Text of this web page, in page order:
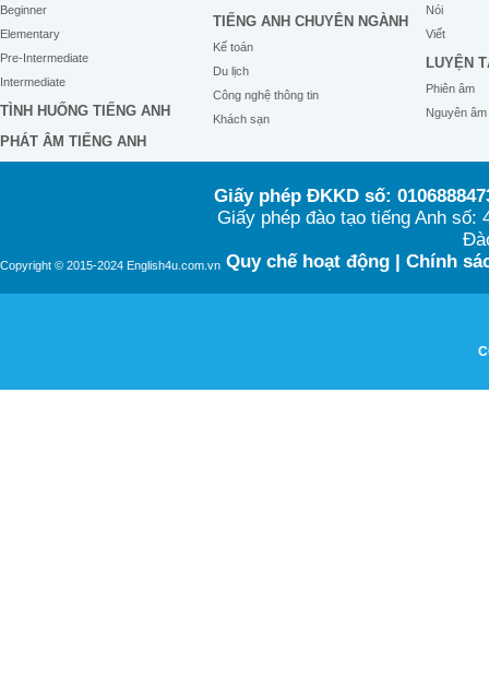
Beginner
Elementary
Pre-Intermediate
Intermediate
TÌNH HUỐNG TIẾNG ANH
PHÁT ÂM TIẾNG ANH
TIẾNG ANH CHUYÊN NGÀNH
Kế toán
Du lịch
Công nghệ thông tin
Khách sạn
Nói
Viết
LUYỆN
Phiên âm
Nguyên âm
Copyright © 2015-2024 English4u.com.vn
Giấy phép ĐKKD số:
Giấy phép đào tạo tiếng Anh
Quy chế hoạt động| Chính